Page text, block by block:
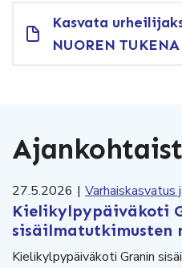
Kasvata
NUOREN TUKENA
27.5.2026 | Varhaiskasvatus
Kielikylpypäiväkoti
Kielikylpypäiväkoti Granin